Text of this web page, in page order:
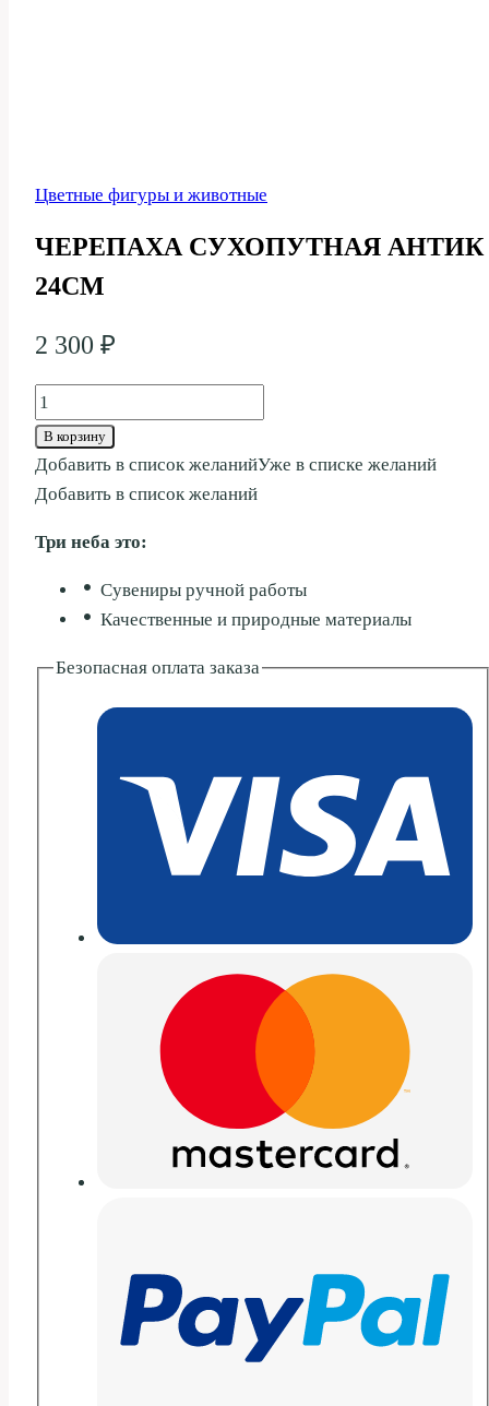
Цветные фигуры и животные
ЧЕРЕПАХА СУХОПУТНАЯ АНТИК
24СМ
2 300 ₽
Количество
товара
ЧЕРЕПАХА
СУХОПУТНАЯ
24СМ
В корзину
Добавить в список желанийУже в списке желаний
Добавить в список желаний
Три неба это:
Сувениры ручной работы
Качественные и природные материалы
Безопасная оплата заказа